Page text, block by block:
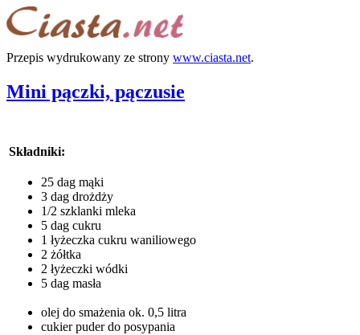
Przepis wydrukowany ze strony www.ciasta.net.
Mini pączki, pączusie
Składniki:
25 dag mąki
3 dag drożdży
1/2 szklanki mleka
5 dag cukru
1 łyżeczka cukru waniliowego
2 żółtka
2 łyżeczki wódki
5 dag masła
olej do smażenia ok. 0,5 litra
cukier puder do posypania